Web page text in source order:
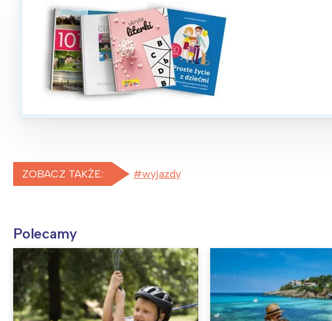
ZOBACZ TAKŻE: wyjazdy
Polecamy